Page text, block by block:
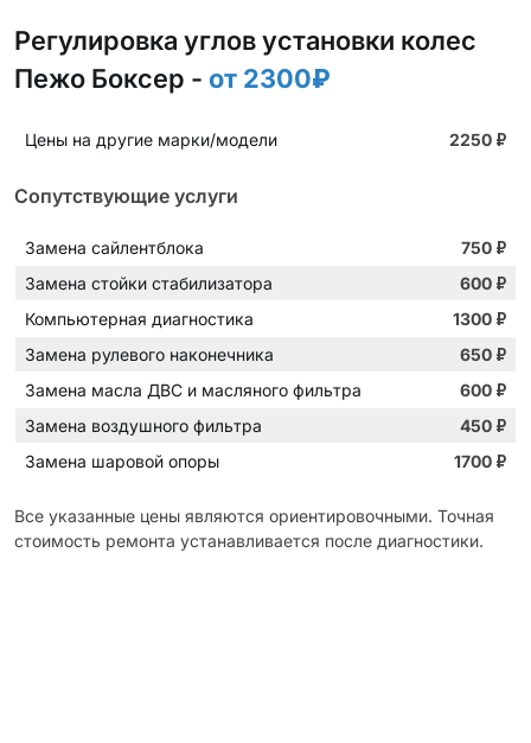
Регулировка углов установки колес
Пежо Боксер - от 2300₽
Цены на другие марки/модели 2250 ₽
Сопутствующие услуги
Замена сайлентблока 750 ₽
Замена стойки стабилизатора
600 ₽
Компьютерная диагностика
1300 ₽
Замена рулевого наконечника
650 ₽
Замена масла ДВС и масляного фильтра
600 ₽
Замена воздушного фильтра
450 ₽
Замена шаровой опоры
1700 ₽
Все указанные цены являются ориентировочными. Точная
стоимость ремонта устанавливается после диагностики.